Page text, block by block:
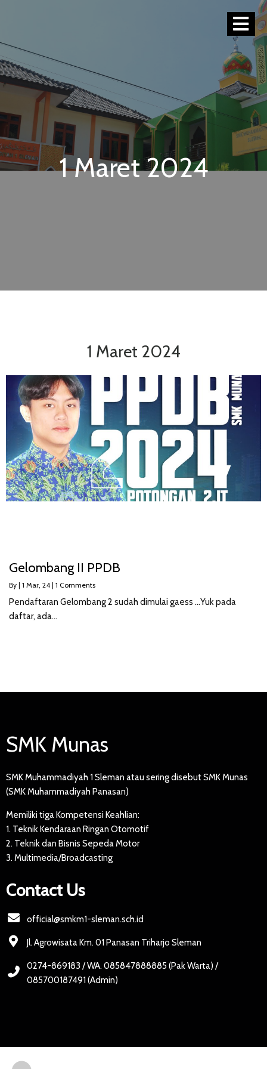
1 Maret 2024
1 Maret 2024
Gelombang II PPDB
By | 1 Mar, 24 | 1 Comments
Pendaftaran Gelombang 2 sudah dimulai gaess …Yuk pada
daftar, ada…
SMK Munas
SMK Muhammadiyah 1 Sleman atau sering disebut SMK Munas
(SMK Muhammadiyah Panasan)
Memiliki tiga Kompetensi Keahlian:
1. Teknik Kendaraan Ringan Otomotif
2. Teknik dan Bisnis Sepeda Motor
3. Multimedia/Broadcasting
Contact Us
official@smkm1-sleman.sch.id
Jl. Agrowisata Km. 01 Panasan Triharjo Sleman
0274-869183 / WA. 085847888885 (Pak Warta) /
085700187491 (Admin)